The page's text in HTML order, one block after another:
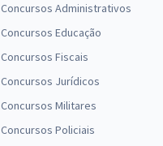
Concursos Administrativos
Concursos Educação
Concursos Fiscais
Concursos Jurídicos
Concursos Militares
Concursos Policiais